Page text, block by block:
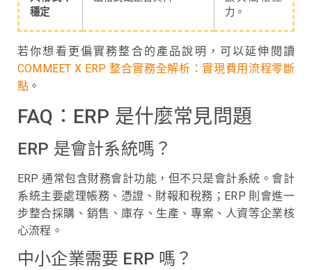
穩定
力。
若你想看更偏實務整合的產品說明，可以延伸閱讀
COMMEET X ERP 整合實務全解析：實現費用流程零斷
點 。
FAQ：ERP 是什麼常見問題
ERP 是會計系統嗎？
ERP 通常包含財務會計功能，但不只是會計系統。會計
系統主要處理帳務、憑證、財報和稅務；ERP 則會進一
步整合採購、銷售、庫存、生產、專案、人資等企業核
心流程。
中小企業需要 ERP 嗎？